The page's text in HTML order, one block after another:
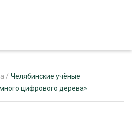
/ Челябинские учёные
цифрового дерева»